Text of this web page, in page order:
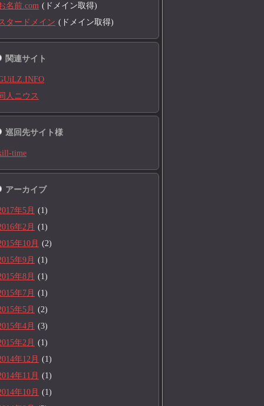
名前.com (ドメイン取得)
タードメイン (ドメイン取得)
関連サイト
人ニウス
巡回先サイト様
time
アーカイブ
年5月 (1)
年2月 (1)
年10月 (2)
年9月 (1)
年8月 (1)
年7月 (1)
年5月 (2)
年4月 (3)
年2月 (1)
年12月 (1)
年11月 (1)
年10月 (1)